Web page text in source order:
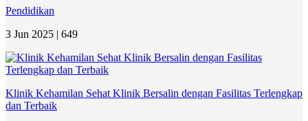
Pendidikan
3 Jun 2025 | 649
Klinik Kehamilan Sehat Klinik Bersalin dengan Fasilitas Terlengkap
dan Terbaik